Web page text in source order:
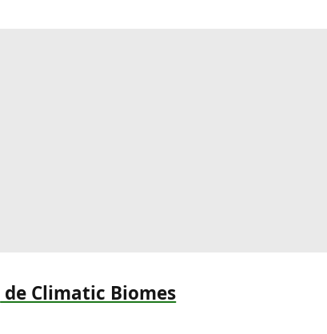
de Climatic Biomes